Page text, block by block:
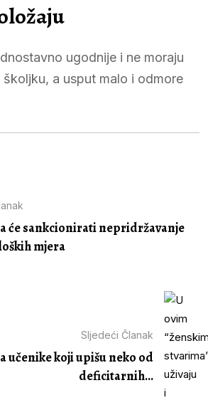
ugodnije i ne moraju
a usput malo i odmore
će sankcionirati nepridržavanje
mjera
Sljedeći Članak
učenike koji upišu neko od
deficitarnih...